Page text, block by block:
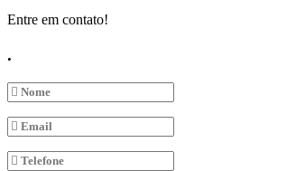
Entre em contato!
.